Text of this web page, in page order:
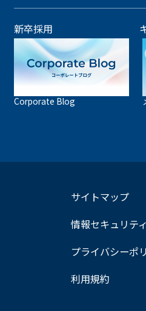
新卒採用
Corporate Blog
サイトマップ
情報セキュリテ
プライバシーポ
利用規約